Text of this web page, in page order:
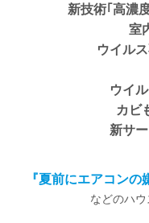
新技術｢高濃
室
ウイル
ウイ
カビ
新サ
『夏前にエアコンの
などのハウ